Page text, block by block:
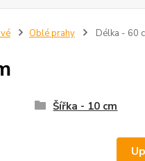
Oblé prahy Délka - 60
Šířka - 10 cm